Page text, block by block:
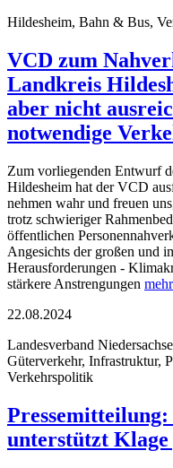
Hildesheim, Bahn & Bus,
VCD zum
Landkreis
aber nicht
notwendige
Zum vorliegenden Entwurf
Hildesheim hat der VCD
nehmen wahr und freuen
trotz schwieriger
öffentlichen
Angesichts der großen und
Herausforderungen -
stärkere Anstrengungen mehr
22.08.2024
Landesverband
Güterverkehr, Infrastruktur,
Verkehrspolitik
Pressemitteilung:
unterstützt Klage